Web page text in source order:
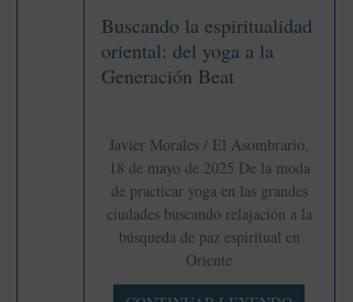
Buscando la espiritualidad
oriental: del yoga a la
Generación Beat
Javier Morales / El Asombrario,
18 de mayo de 2025 De la moda
de practicar yoga en las grandes
ciudades buscando relajación a la
búsqueda de paz espiritual en
Oriente
Buscando